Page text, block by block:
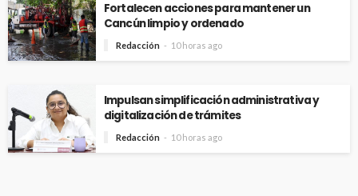
Fortalecen acciones para mantener un
Cancún limpio y ordenado
Redacción 10 horas ago
Impulsan simplificación administrativa y
digitalización de trámites
Redacción 10 horas ago